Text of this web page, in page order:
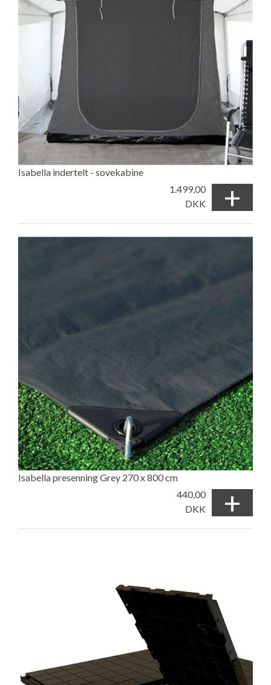
Isabella indertelt - sovekabine
1.499,00
DKK
+
Isabella presenning Grey 270 x 800 cm
440,00
DKK
+